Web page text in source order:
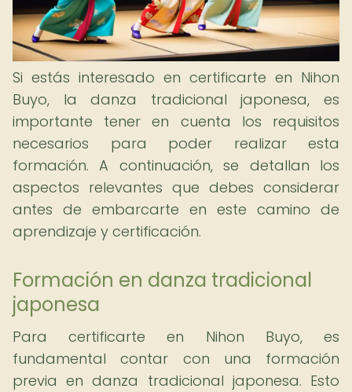
Si estás interesado en certificarte en Nihon
Buyo, la danza tradicional japonesa, es
importante tener en cuenta los requisitos
necesarios para poder realizar esta
formación. A continuación, se detallan los
aspectos relevantes que debes considerar
antes de embarcarte en este camino de
aprendizaje y certificación.
Formación en danza tradicional
japonesa
Para certificarte en Nihon Buyo, es
fundamental contar con una formación
previa en danza tradicional japonesa. Esto